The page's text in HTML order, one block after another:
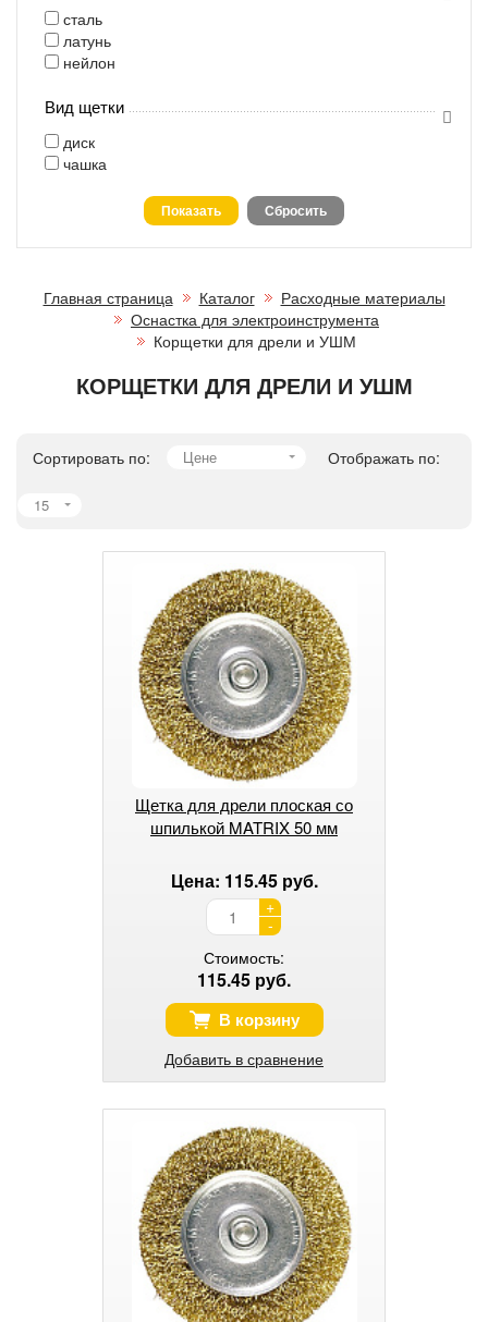
сталь
латунь
нейлон
Вид щетки
диск
чашка
Главная страница Каталог
Расходные материалы
Оснастка для электроинструмента
Корщетки для дрели и УШМ
КОРЩЕТКИ ДЛЯ ДРЕЛИ И УШМ
Сортировать по: Цене Отображать по:
15
Щетка для дрели плоская со
шпилькой MATRIX 50 мм
Цена: 115.45 руб.
+
-
Стоимость:
115.45 руб.
В корзину
Добавить в сравнение